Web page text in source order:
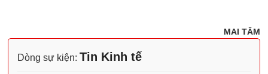
MAI TÂM
Dòng sự kiện: Tin Kinh tế